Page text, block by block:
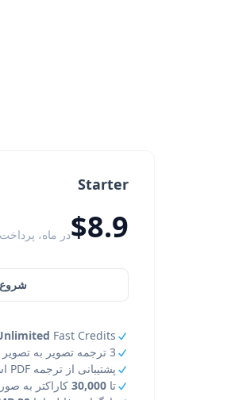
Starter
$8.9در ماه،
شروع
Fast Credits
3 ترجمه تصویر به تصویر در روز
پشتیبانی از ترجمه PDF اسکن‌شده
تا 30,000 کاراکتر به